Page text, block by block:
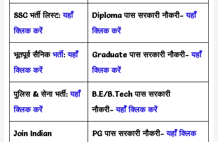
SSC भर्ती लिस्ट: यहाँ
क्लिक करें
Diploma पास सरकारी नौकरी- यहाँ
क्लिक करें
भूतपूर्व सैनिक भर्ती: यहाँ
क्लिक करें
Graduate पास सरकारी नौकरी- यहाँ
क्लिक करें
पुलिस & सेना भर्ती: यहाँ
क्लिक करें
B.E/B.Tech पास सरकारी
नौकरी- यहाँ क्लिक करें
Join Indian
PG पास सरकारी नौकरी- यहाँ क्लिक